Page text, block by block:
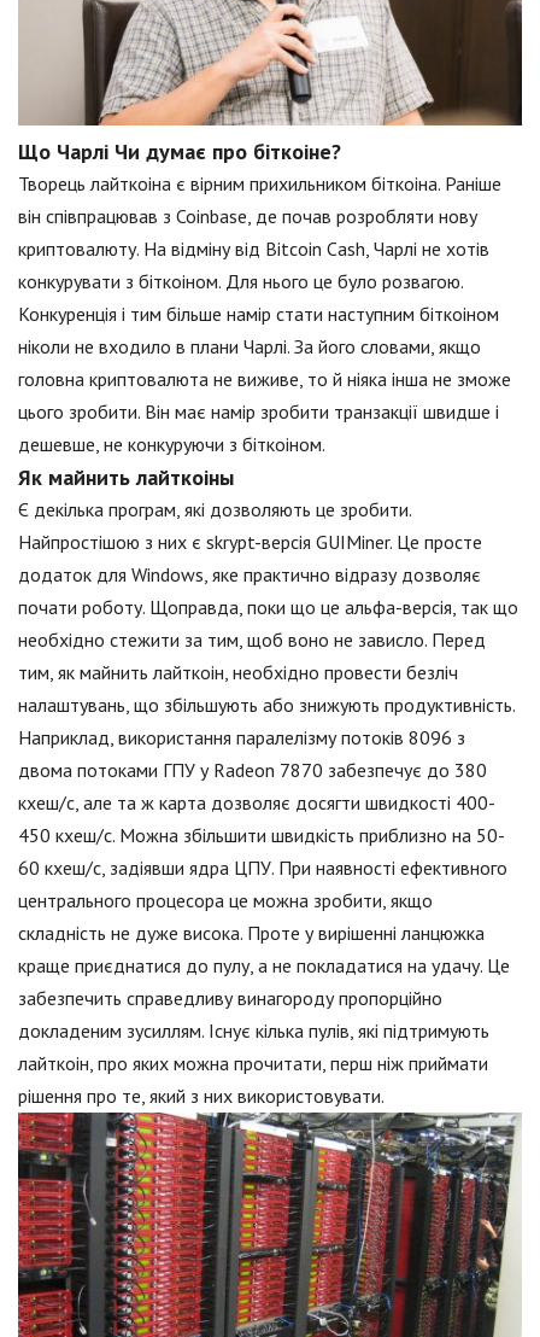
Що Чарлі Чи думає про біткоіне?
Творець лайткоіна є вірним прихильником біткоіна. Раніше
він співпрацював з Coinbase, де почав розробляти нову
криптовалюту. На відміну від Bitcoin Cash, Чарлі не хотів
конкурувати з біткоіном. Для нього це було розвагою.
Конкуренція і тим більше намір стати наступним біткоіном
ніколи не входило в плани Чарлі. За його словами, якщо
головна криптовалюта не виживе, то й ніяка інша не зможе
цього зробити. Він має намір зробити транзакції швидше і
дешевше, не конкуруючи з біткоіном.
Як майнить лайткоіны
Є декілька програм, які дозволяють це зробити.
Найпростішою з них є skrypt-версія GUIMiner. Це просте
додаток для Windows, яке практично відразу дозволяє
почати роботу. Щоправда, поки що це альфа-версія, так що
необхідно стежити за тим, щоб воно не зависло. Перед
тим, як майнить лайткоін, необхідно провести безліч
налаштувань, що збільшують або знижують продуктивність.
Наприклад, використання паралелізму потоків 8096 з
двома потоками ГПУ у Radeon 7870 забезпечує до 380
кхеш/с, але та ж карта дозволяє досягти швидкості 400-
450 кхеш/с. Можна збільшити швидкість приблизно на 50-
60 кхеш/с, задіявши ядра ЦПУ. При наявності ефективного
центрального процесора це можна зробити, якщо
складність не дуже висока. Проте у вирішенні ланцюжка
краще приєднатися до пулу, а не покладатися на удачу. Це
забезпечить справедливу винагороду пропорційно
докладеним зусиллям. Існує кілька пулів, які підтримують
лайткоін, про яких можна прочитати, перш ніж приймати
рішення про те, який з них використовувати.